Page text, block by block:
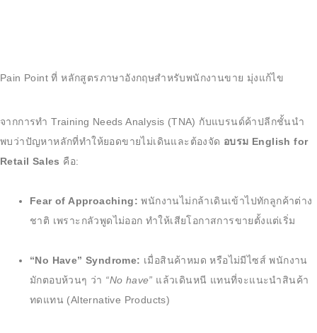
Pain Point ที่ หลักสูตรภาษาอังกฤษสำหรับพนักงานขาย มุ่งแก้ไข
จากการทำ Training Needs Analysis (TNA) กับแบรนด์ค้าปลีกชั้นนำ
พบว่าปัญหาหลักที่ทำให้ยอดขายไม่เดินและต้องจัด อบรม English for
Retail Sales คือ:
Fear of Approaching: พนักงานไม่กล้าเดินเข้าไปทักลูกค้าต่าง
ชาติ เพราะกลัวพูดไม่ออก ทำให้เสียโอกาสการขายตั้งแต่เริ่ม
“No Have” Syndrome: เมื่อสินค้าหมด หรือไม่มีไซส์ พนักงาน
มักตอบห้วนๆ ว่า “No have” แล้วเดินหนี แทนที่จะแนะนำสินค้า
ทดแทน (Alternative Products)